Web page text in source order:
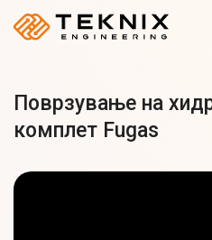
Поврзување на
комплет Fugas